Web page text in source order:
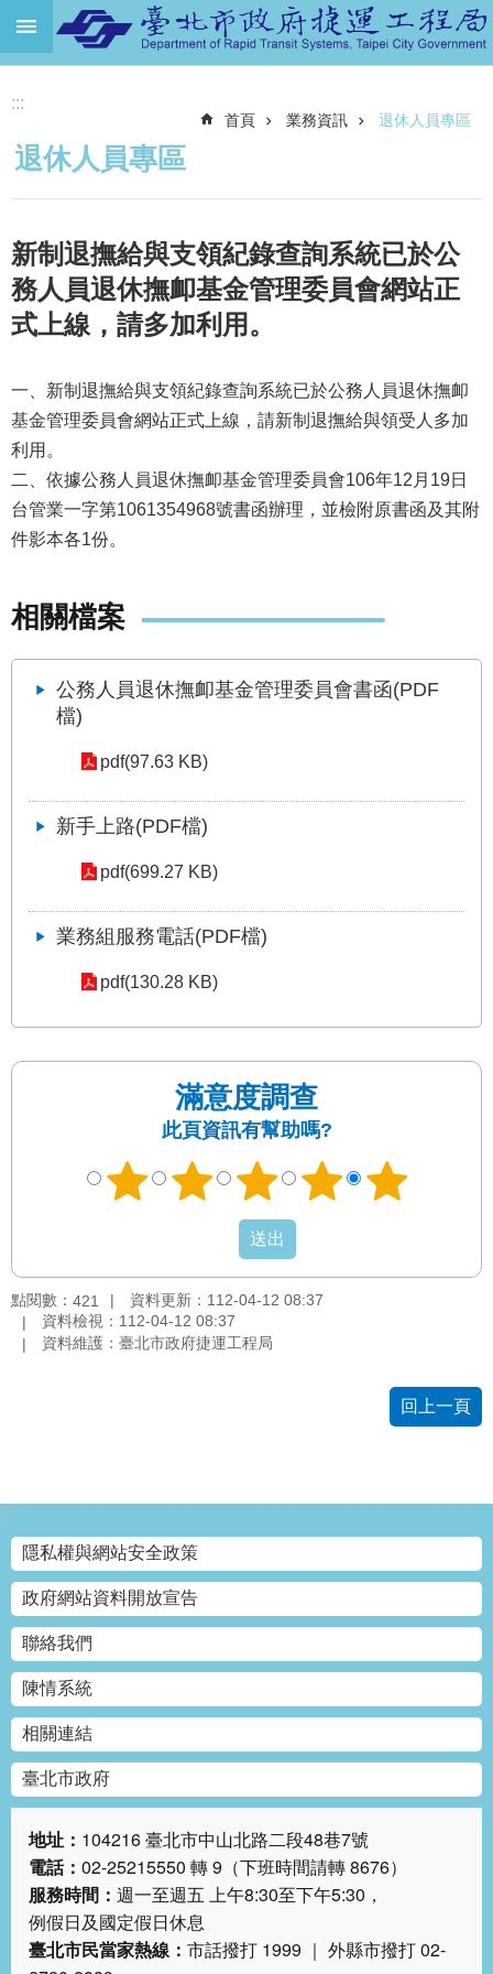
跳到主要內容區塊
階
尋
介
紹
捷
運
土
地
開
發
便
務
人
平
影
視
導
陳
情
系
雙
語
詞
彙
臺
北
通
台
北
務
通
隱
私
:::
首頁 業務資訊 退休人員專區
退休人員專區
新制退撫給與支領紀錄查詢系統已於公
務人員退休撫卹基金管理委員會網站正
式上線，請多加利用。
一、新制退撫給與支領紀錄查詢系統已於公務人員退休撫卹
基金管理委員會網站正式上線，請新制退撫給與領受人多加
利用。
二、依據公務人員退休撫卹基金管理委員會106年12月19日
台管業一字第1061354968號書函辦理，並檢附原書函及其附
件影本各1份。
相關檔案
公務人員退休撫卹基金管理委員會書函(PDF
檔)
pdf(97.63 KB)
新手上路(PDF檔)
pdf(699.27 KB)
業務組服務電話(PDF檔)
pdf(130.28 KB)
滿意度調查
此頁資訊有幫助嗎?
點閱數： 421
資料更新：112-04-12 08:37
資料檢視：112-04-12 08:37
資料維護：臺北市政府捷運工程局
回上一頁
:::
隱私權與網站安全政策
政府網站資料開放宣告
聯絡我們
陳情系統
相關連結
臺北市政府
地址： 104216 臺北市中山北路二段48巷7號
電話： 02-25215550 轉 9（下班時間請轉 8676）
服務時間： 週一至週五 上午8:30至下午5:30，
例假日及國定假日休息
臺北市民當家熱線： 市話撥打 1999 ｜ 外縣市撥打 02-